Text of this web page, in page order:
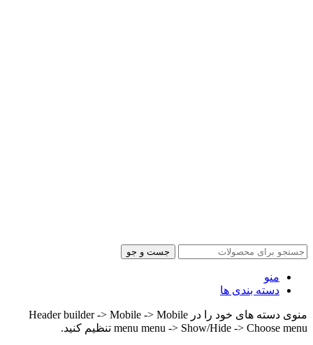
جست و جو
منو
دسته بندی ها
منوی دسته های خود را در Header builder -> Mobile -> Mobile
menu menu -> Show/Hide -> Choose menu تنظیم کنید.